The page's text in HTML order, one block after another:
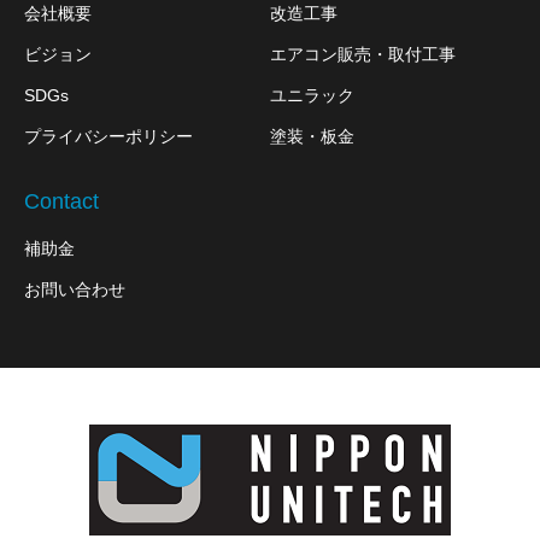
会社概要
ビジョン
SDGs
プライバシーポリシー
改造工事
エアコン販売・取付工事
ユニラック
塗装・板金
Contact
補助金
お問い合わせ